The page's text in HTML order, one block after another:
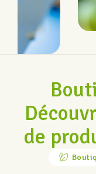
de